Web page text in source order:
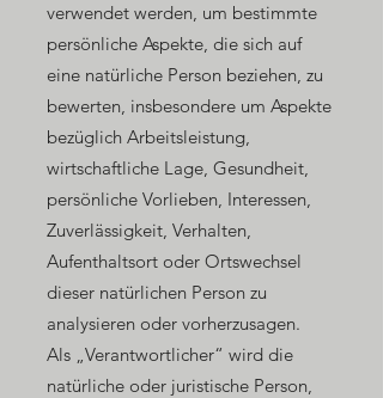
verwendet werden, um bestimmte
persönliche Aspekte, die sich auf
eine natürliche Person beziehen, zu
bewerten, insbesondere um Aspekte
bezüglich Arbeitsleistung,
wirtschaftliche Lage, Gesundheit,
persönliche Vorlieben, Interessen,
Zuverlässigkeit, Verhalten,
Aufenthaltsort oder Ortswechsel
dieser natürlichen Person zu
analysieren oder vorherzusagen.
Als „Verantwortlicher“ wird die
natürliche oder juristische Person,